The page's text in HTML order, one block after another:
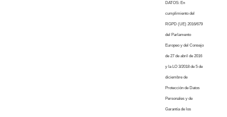
DATOS: En
cumplimiento del
RGPD (UE) 2016/679
del Parlamento
Europeo y del Consejo
de 27 de abril de 2016
y la LO 3/2018 de 5 de
diciembre de
Protección de Datos
Personales y de
Garantía de los